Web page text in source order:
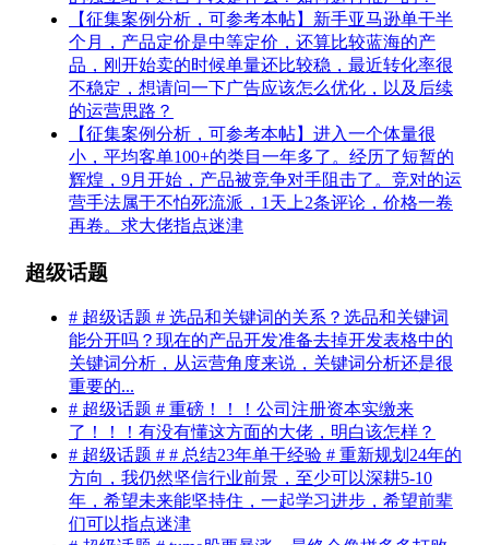
【征集案例分析，可参考本帖】新手亚马逊单干半
个月，产品定价是中等定价，还算比较蓝海的产
品，刚开始卖的时候单量还比较稳，最近转化率很
不稳定，想请问一下广告应该怎么优化，以及后续
的运营思路？
【征集案例分析，可参考本帖】进入一个体量很
小，平均客单100+的类目一年多了。经历了短暂的
辉煌，9月开始，产品被竞争对手阻击了。竞对的运
营手法属于不怕死流派，1天上2条评论，价格一卷
再卷。求大佬指点迷津
超级话题
# 超级话题 # 选品和关键词的关系？选品和关键词
能分开吗？现在的产品开发准备去掉开发表格中的
关键词分析，从运营角度来说，关键词分析还是很
重要的...
# 超级话题 # 重磅！！！公司注册资本实缴来
了！！！有没有懂这方面的大佬，明白该怎样？
# 超级话题 # # 总结23年单干经验 # 重新规划24年的
方向，我仍然坚信行业前景，至少可以深耕5-10
年，希望未来能坚持住，一起学习进步，希望前辈
们可以指点迷津